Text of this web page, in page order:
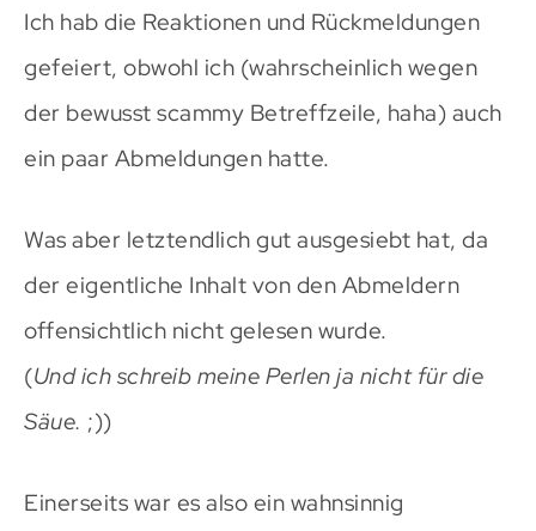
Ich hab die Reaktionen und Rückmeldungen
gefeiert, obwohl ich (wahrscheinlich wegen
der bewusst scammy Betreffzeile, haha) auch
ein paar Abmeldungen hatte.
Was aber letztendlich gut ausgesiebt hat, da
der eigentliche Inhalt von den Abmeldern
offensichtlich nicht gelesen wurde.
(Und ich schreib meine Perlen ja nicht für die
Säue. ;))
Einerseits war es also ein wahnsinnig